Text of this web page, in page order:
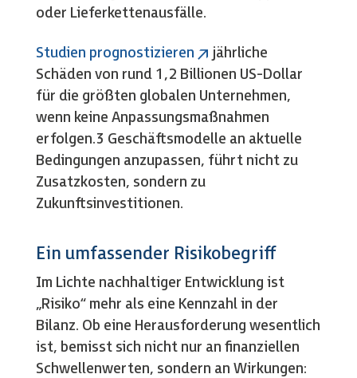
oder Lieferkettenausfälle.
Studien prognostizieren
jährliche
Schäden von rund 1,2 Billionen US-Dollar
für die größten globalen Unternehmen,
wenn keine Anpassungsmaßnahmen
erfolgen.3 Geschäftsmodelle an aktuelle
Bedingungen anzupassen, führt nicht zu
Zusatzkosten, sondern zu
Zukunftsinvestitionen.
Ein umfassender Risikobegriff
Im Lichte nachhaltiger Entwicklung ist
„Risiko“ mehr als eine Kennzahl in der
Bilanz. Ob eine Herausforderung wesentlich
ist, bemisst sich nicht nur an finanziellen
Schwellenwerten, sondern an Wirkungen: